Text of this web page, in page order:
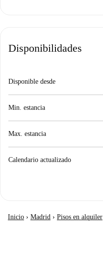
Disponibilidades
Disponible desde
Min. estancia
Max. estancia
Calendario actualizado
Inicio › Madrid › Pisos en alquiler